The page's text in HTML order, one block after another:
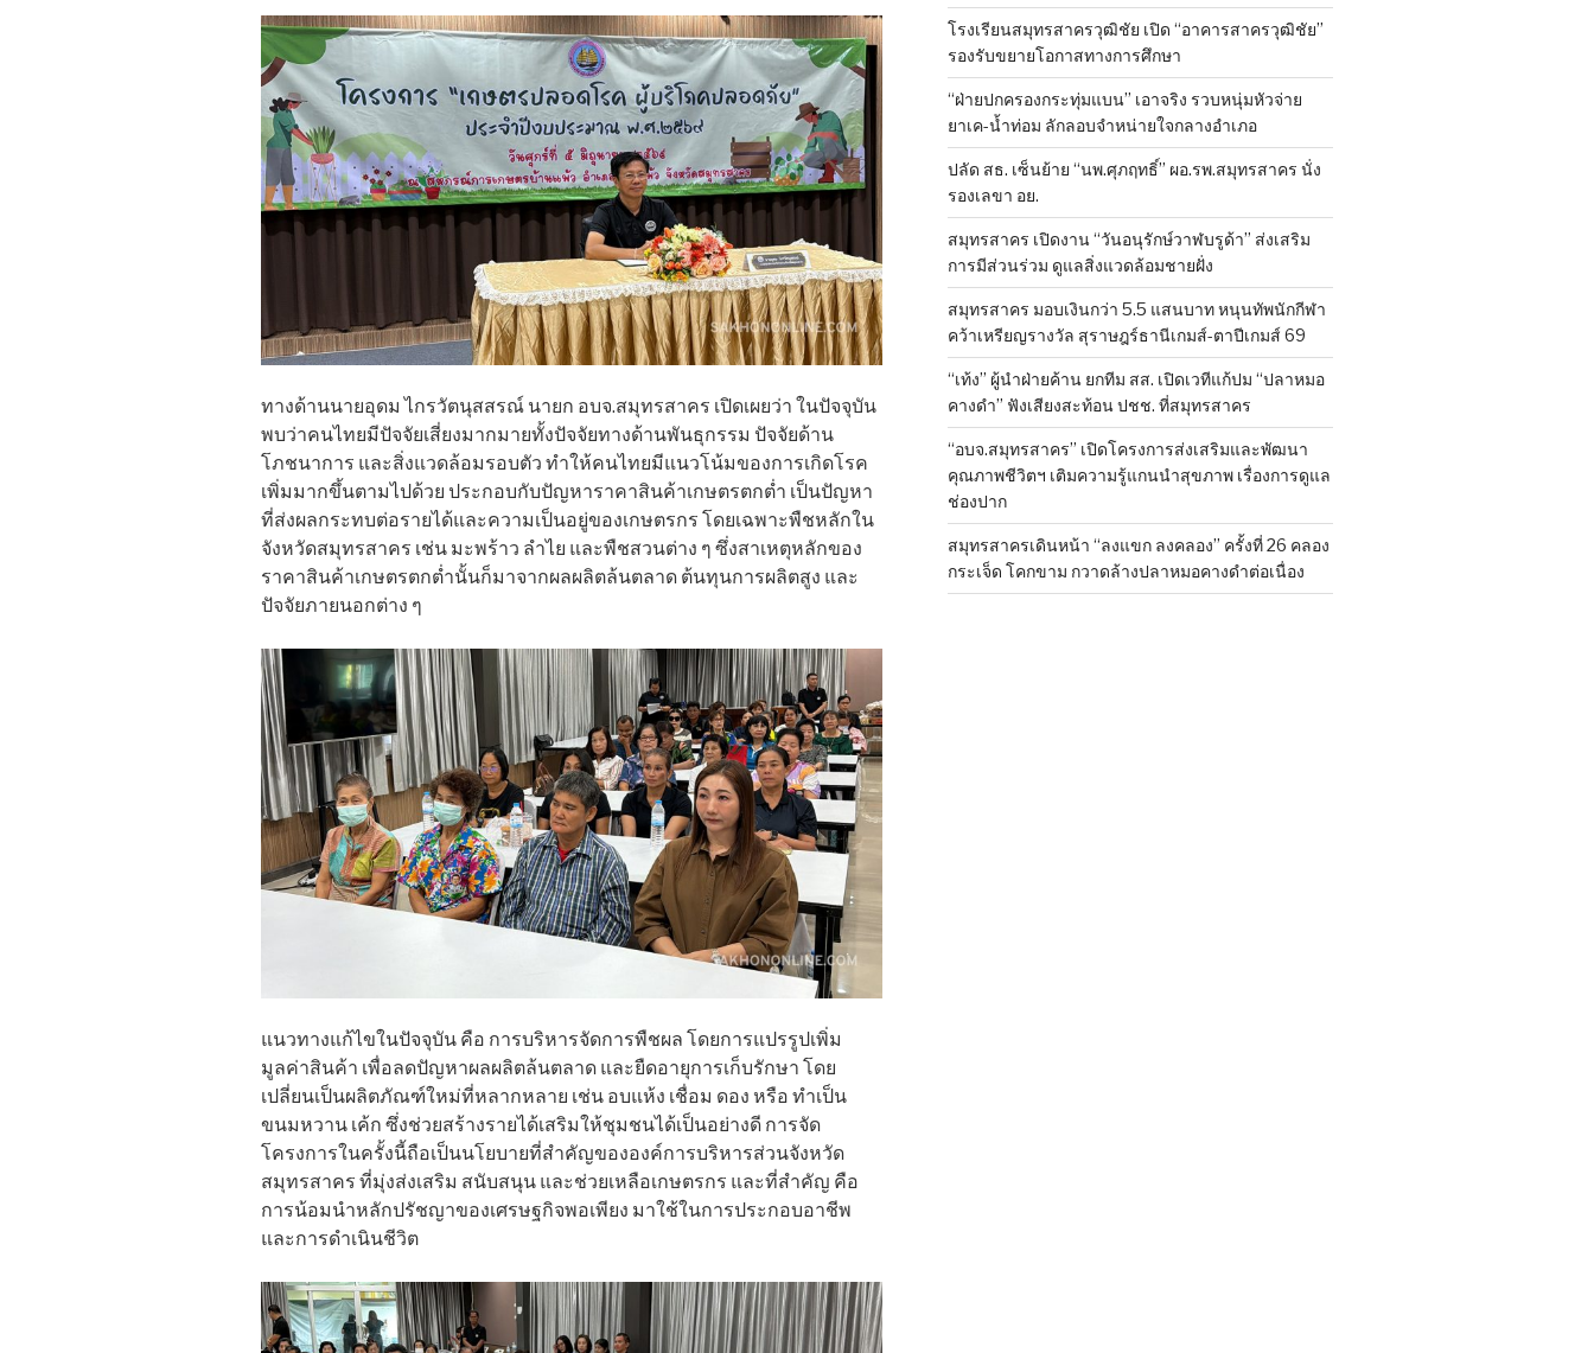
ทางด้านนายอุดม ไกรวัตนุสสรณ์ นายก อบจ.สมุทรสาคร เปิดเผยว่า ในปัจจุบัน
พบว่าคนไทยมีปัจจัยเสี่ยงมากมายทั้งปัจจัยทางด้านพันธุกรรม ปัจจัยด้าน
โภชนาการ และสิ่งแวดล้อมรอบตัว ทำให้คนไทยมีแนวโน้มของการเกิดโรค
เพิ่มมากขึ้นตามไปด้วย ประกอบกับปัญหาราคาสินค้าเกษตรตกต่ำ เป็นปัญหา
ที่ส่งผลกระทบต่อรายได้และความเป็นอยู่ของเกษตรกร โดยเฉพาะพืชหลักใน
จังหวัดสมุทรสาคร เช่น มะพร้าว ลำไย และพืชสวนต่าง ๆ ซึ่งสาเหตุหลักของ
ราคาสินค้าเกษตรตกต่ำนั้นก็มาจากผลผลิตล้นตลาด ต้นทุนการผลิตสูง และ
ปัจจัยภายนอกต่าง ๆ
แนวทางแก้ไขในปัจจุบัน คือ การบริหารจัดการพืชผล โดยการแปรรูปเพิ่ม
มูลค่าสินค้า เพื่อลดปัญหาผลผลิตล้นตลาด และยืดอายุการเก็บรักษา โดย
เปลี่ยนเป็นผลิตภัณฑ์ใหม่ที่หลากหลาย เช่น อบแห้ง เชื่อม ดอง หรือ ทำเป็น
ขนมหวาน เค้ก ซึ่งช่วยสร้างรายได้เสริมให้ชุมชนได้เป็นอย่างดี การจัด
โครงการในครั้งนี้ถือเป็นนโยบายที่สำคัญขององค์การบริหารส่วนจังหวัด
สมุทรสาคร ที่มุ่งส่งเสริม สนับสนุน และช่วยเหลือเกษตรกร และที่สำคัญ คือ
การน้อมนำหลักปรัชญาของเศรษฐกิจพอเพียง มาใช้ในการประกอบอาชีพ
และการดำเนินชีวิต
โรงเรียนสมุทรสาครวุฒิชัย เปิด “อาคารสาครวุฒิชัย”
รองรับขยายโอกาสทางการศึกษา
“ฝ่ายปกครองกระทุ่มแบน” เอาจริง รวบหนุ่มหัวจ่าย
ยาเค-น้ำท่อม ลักลอบจำหน่ายใจกลางอำเภอ
ปลัด สธ. เซ็นย้าย “นพ.ศุภฤทธิ์” ผอ.รพ.สมุทรสาคร นั่ง
รองเลขา อย.
สมุทรสาคร เปิดงาน “วันอนุรักษ์วาฬบรูด้า” ส่งเสริม
การมีส่วนร่วม ดูแลสิ่งแวดล้อมชายฝั่ง
สมุทรสาคร มอบเงินกว่า 5.5 แสนบาท หนุนทัพนักกีฬา
คว้าเหรียญรางวัล สุราษฎร์ธานีเกมส์-ตาปีเกมส์ 69
“เท้ง” ผู้นำฝ่ายค้าน ยกทีม สส. เปิดเวทีแก้ปม “ปลาหมอ
คางดำ” ฟังเสียงสะท้อน ปชช. ที่สมุทรสาคร
“อบจ.สมุทรสาคร” เปิดโครงการส่งเสริมและพัฒนา
คุณภาพชีวิตฯ เติมความรู้แกนนำสุขภาพ เรื่องการดูแล
ช่องปาก
สมุทรสาครเดินหน้า “ลงแขก ลงคลอง” ครั้งที่ 26 คลอง
กระเจ็ด โคกขาม กวาดล้างปลาหมอคางดำต่อเนื่อง